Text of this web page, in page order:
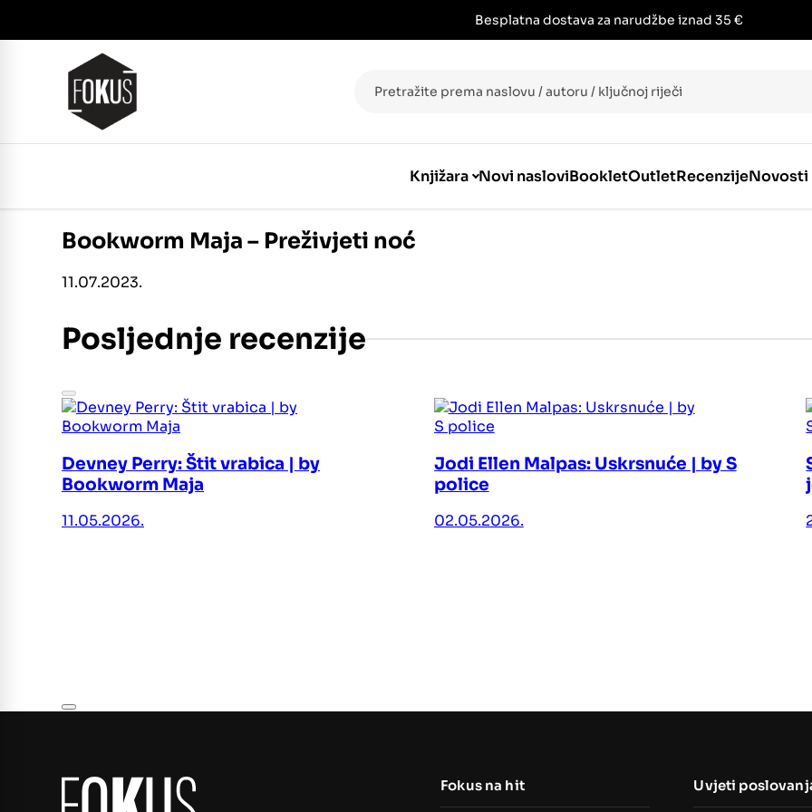
Besplatna dostava za narudžbe iznad 35 €
Knjižara Novi nasloviBookletOutletRecenzijeNovosti
Bookworm Maja – Preživjeti noć
11.07.2023.
Posljednje recenzije
Devney Perry: Štit vrabica | by
Bookworm Maja
11.05.2026.
Jodi Ellen Malpas: Uskrsnuće | by S
police
02.05.2026.
Fokus na hit Uvjeti